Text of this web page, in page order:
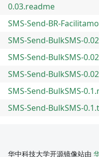
0.03.readme
SMS-Send-BR-
SMS-Send-BulkSMS-
SMS-Send-BulkSMS-
SMS-Send-BulkSMS-
SMS-Send-BulkSMS-
SMS-Send-BulkSMS-
华中科技大学开源镜像站由